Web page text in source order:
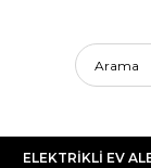
ELEKTRİKLİ EV